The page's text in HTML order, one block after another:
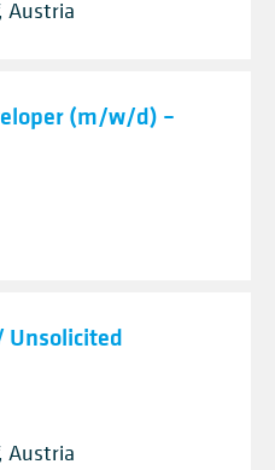
Austria
(m/w/d) –
Austria